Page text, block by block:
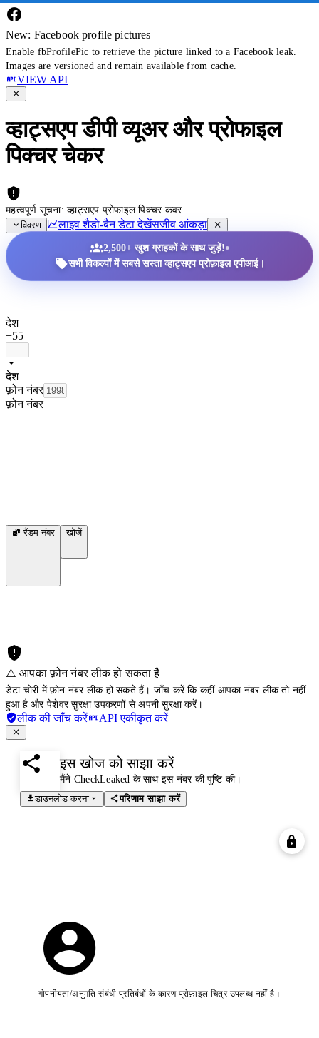
New: Facebook profile pictures
Enable fbProfilePic to retrieve the picture linked to a Facebook leak.
Images are versioned and remain available from cache.
VIEW API
व्हाट्सएप डीपी व्यूअर और प्रोफाइल
पिक्चर चेकर
महत्वपूर्ण सूचना: व्हाट्सएप प्रोफाइल पिक्चर कवर
विवरण
लाइव शैडो-बैन डेटा देखेंसजीव आंकड़ा
2,500+ खुश ग्राहकों के साथ जुड़ें!•
सभी विकल्पों में सबसे सस्ता व्हाट्सएप प्रोफ़ाइल एपीआई।
देश
+55
देश
फ़ोन नंबर
फ़ोन नंबर
रैंडम नंबर खोजें
⚠️ आपका फ़ोन नंबर लीक हो सकता है
डेटा चोरी में फ़ोन नंबर लीक हो सकते हैं। जाँच करें कि कहीं आपका नंबर लीक तो नहीं
हुआ है और पेशेवर सुरक्षा उपकरणों से अपनी सुरक्षा करें।
लीक की जाँच करें API एकीकृत करें
इस खोज को साझा करें
मैंने CheckLeaked के साथ इस नंबर की पुष्टि की।
डाउनलोड करना
परिणाम साझा करें
गोपनीयता/अनुमति संबंधी प्रतिबंधों के कारण प्रोफ़ाइल चित्र उपलब्ध नहीं है।